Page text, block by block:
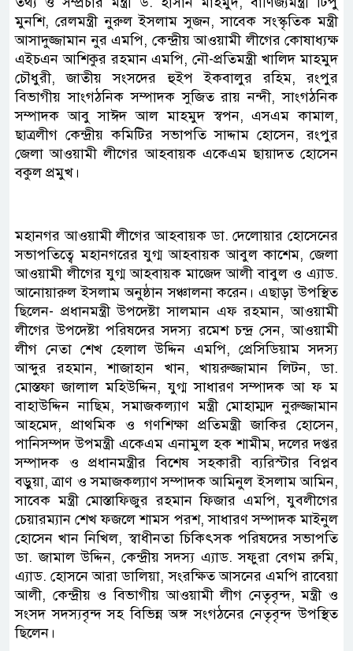
মুনশি, রেলমন্ত্রী নুরুল ইসলাম সুজন, সাবেক সংস্কৃতিক মন্ত্রী
আসাদুজ্জামান নুর এমপি, কেন্দ্রীয় আওয়ামী লীগের কোষাধ্যক্ষ
এইচএন আশিকুর রহমান এমপি, নৌ-প্রতিমন্ত্রী খালিদ মাহমুদ
চৌধুরী, জাতীয় সংসদের হুইপ ইকবালুর রহিম, রংপুর
বিভাগীয় সাংগঠনিক সম্পাদক সুজিত রায় নন্দী, সাংগঠনিক
সম্পাদক আবু সাঈদ আল মাহমুদ স্বপন, এসএম কামাল,
ছাত্রলীগ কেন্দ্রীয় কমিটির সভাপতি সাদ্দাম হোসেন, রংপুর
জেলা আওয়ামী লীগের আহবায়ক একেএম ছায়াদত হোসেন
বকুল প্রমুখ।
মহানগর আওয়ামী লীগের আহবায়ক ডা. দেলোয়ার হোসেনের
সভাপতিত্বে মহানগরের যুগ্ম আহবায়ক আবুল কাশেম, জেলা
আওয়ামী লীগের যুগ্ম আহবায়ক মাজেদ আলী বাবুল ও এ্যাড.
আনোয়ারুল ইসলাম অনুষ্ঠান সঞ্চালনা করেন। এছাড়া উপস্থিত
ছিলেন- প্রধানমন্ত্রী উপদেষ্টা সালমান এফ রহমান, আওয়ামী
লীগের উপদেষ্টা পরিষদের সদস্য রমেশ চন্দ্র সেন, আওয়ামী
লীগ নেতা শেখ হেলাল উদ্দিন এমপি, প্রেসিডিয়াম সদস্য
আব্দুর রহমান, শাজাহান খান, খায়রুজ্জামান লিটন, ডা.
মোস্তফা জালাল মহিউদ্দিন, যুগ্ম সাধারণ সম্পাদক আ ফ ম
বাহাউদ্দিন নাছিম, সমাজকল্যাণ মন্ত্রী মোহাম্মদ নুরুজ্জামান
আহমেদ, প্রাথমিক ও গণশিক্ষা প্রতিমন্ত্রী জাকির হোসেন,
পানিসম্পদ উপমন্ত্রী একেএম এনামুল হক শামীম, দলের দপ্তর
সম্পাদক ও প্রধানমন্ত্রীর বিশেষ সহকারী ব্যরিস্টার বিপ্লব
বড়ুয়া, ত্রাণ ও সমাজকল্যাণ সম্পাদক আমিনুল ইসলাম আমিন,
সাবেক মন্ত্রী মোস্তাফিজুর রহমান ফিজার এমপি, যুবলীগের
চেয়ারম্যান শেখ ফজলে শামস পরশ, সাধারণ সম্পাদক মাইনুল
হোসেন খান নিখিল, স্বাধীনতা চিকিৎসক পরিষদের সভাপতি
ডা. জামাল উদ্দিন, কেন্দ্রীয় সদস্য এ্যাড. সফুরা বেগম রুমি,
এ্যাড. হোসনে আরা ডালিয়া, সংরক্ষিত আসনের এমপি রাবেয়া
আলী, কেন্দ্রীয় ও বিভাগীয় আওয়ামী লীগ নেতৃবৃন্দ, মন্ত্রী ও
সংসদ সদস্যবৃন্দ সহ বিভিন্ন অঙ্গ সংগঠনের নেতৃবৃন্দ উপস্থিত
ছিলেন।